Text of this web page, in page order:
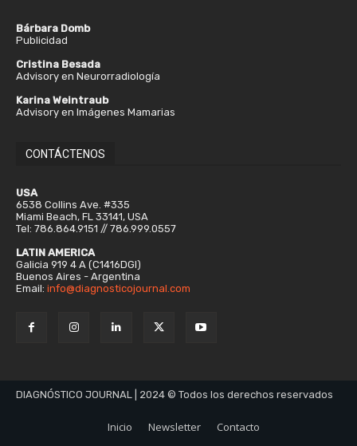
Bárbara Domb
Publicidad
Cristina Besada
Advisory en Neurorradiología
Karina Weintraub
Advisory en Imágenes Mamarias
CONTÁCTENOS
USA
6538 Collins Ave. #335
Miami Beach, FL 33141, USA
Tel: 786.864.9151 // 786.999.0557
LATIN AMERICA
Galicia 919 4 A (C1416DGI)
Buenos Aires - Argentina
Email: info@diagnosticojournal.com
DIAGNÓSTICO JOURNAL | 2024 © Todos los derechos reservados
Inicio Newsletter Contacto